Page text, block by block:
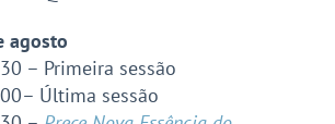
agosto
– Primeira sessão
Última sessão